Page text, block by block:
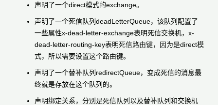
声明了一个direct模式的exchange。
声明了一个死信队列deadLetterQueue，该队列配置了
一些属性x-dead-letter-exchange表明死信交换机， x-
dead-letter-routing-key表明死信路由键，因为是direct模
式，所以需要设置这个路由键。
声明了一个替补队列redirectQueue，变成死信的消息最
终就是存放在这个队列的。
声明绑定关系，分别是死信队列以及替补队列和交换机